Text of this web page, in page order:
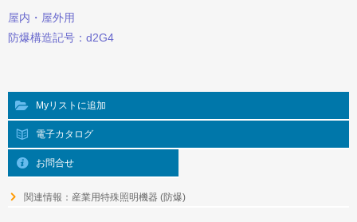
屋内・屋外用
防爆構造記号：d2G4
Myリストに追加
電子カタログ
お問合せ
関連情報：産業用特殊照明機器 (防爆)